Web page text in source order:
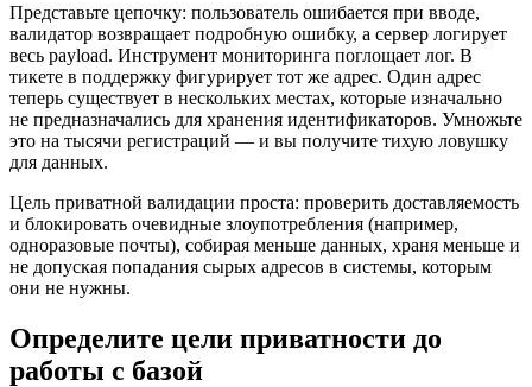
Представьте цепочку: пользователь ошибается при вводе,
валидатор возвращает подробную ошибку, а сервер логирует
весь payload. Инструмент мониторинга поглощает лог. В
тикете в поддержку фигурирует тот же адрес. Один адрес
теперь существует в нескольких местах, которые изначально
не предназначались для хранения идентификаторов. Умножьте
это на тысячи регистраций — и вы получите тихую ловушку
для данных.
Цель приватной валидации проста: проверить доставляемость
и блокировать очевидные злоупотребления (например,
одноразовые почты), собирая меньше данных, храня меньше и
не допуская попадания сырых адресов в системы, которым
они не нужны.
Определите цели приватности до
работы с базой